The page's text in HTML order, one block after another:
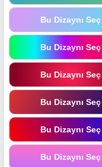
Bu Dizaynı Seç
Bu Dizaynı Seç
Bu Dizaynı Seç
Bu Dizaynı Seç
Bu Dizaynı Seç
Bu Dizaynı Seç